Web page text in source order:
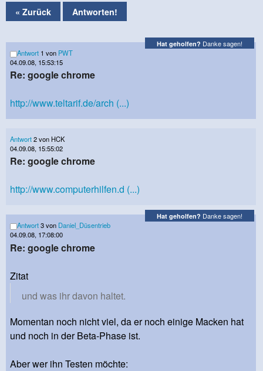
« Zurück Antworten!
Hat geholfen? Danke sagen!
Antwort 1 von PWT
04.09.08, 15:53:15
Re: google chrome
http://www.teltarif.de/arch (...)
Antwort2 von HCK
04.09.08, 15:55:02
Re: google chrome
http://www.computerhilfen.d (...)
Hat geholfen? Danke sagen!
Antwort3 von Daniel_Düsentrieb
04.09.08, 17:08:00
Re: google chrome
Zitat
und was ihr davon haltet.
Momentan noch nicht viel, da er noch einige Macken hat
und noch in der Beta-Phase ist.
Aber wer ihn Testen möchte: